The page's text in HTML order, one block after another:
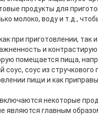
продукты для
молоко, воду и т.д.,
при приготовлении, так
и
помещается пища,
соус из
пищи и как
некоторые
являются главным